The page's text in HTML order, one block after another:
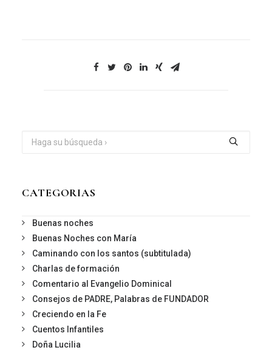
CATEGORIAS
Buenas noches
Buenas Noches con María
Caminando con los santos (subtitulada)
Charlas de formación
Comentario al Evangelio Dominical
Consejos de PADRE, Palabras de FUNDADOR
Creciendo en la Fe
Cuentos Infantiles
Doña Lucilia